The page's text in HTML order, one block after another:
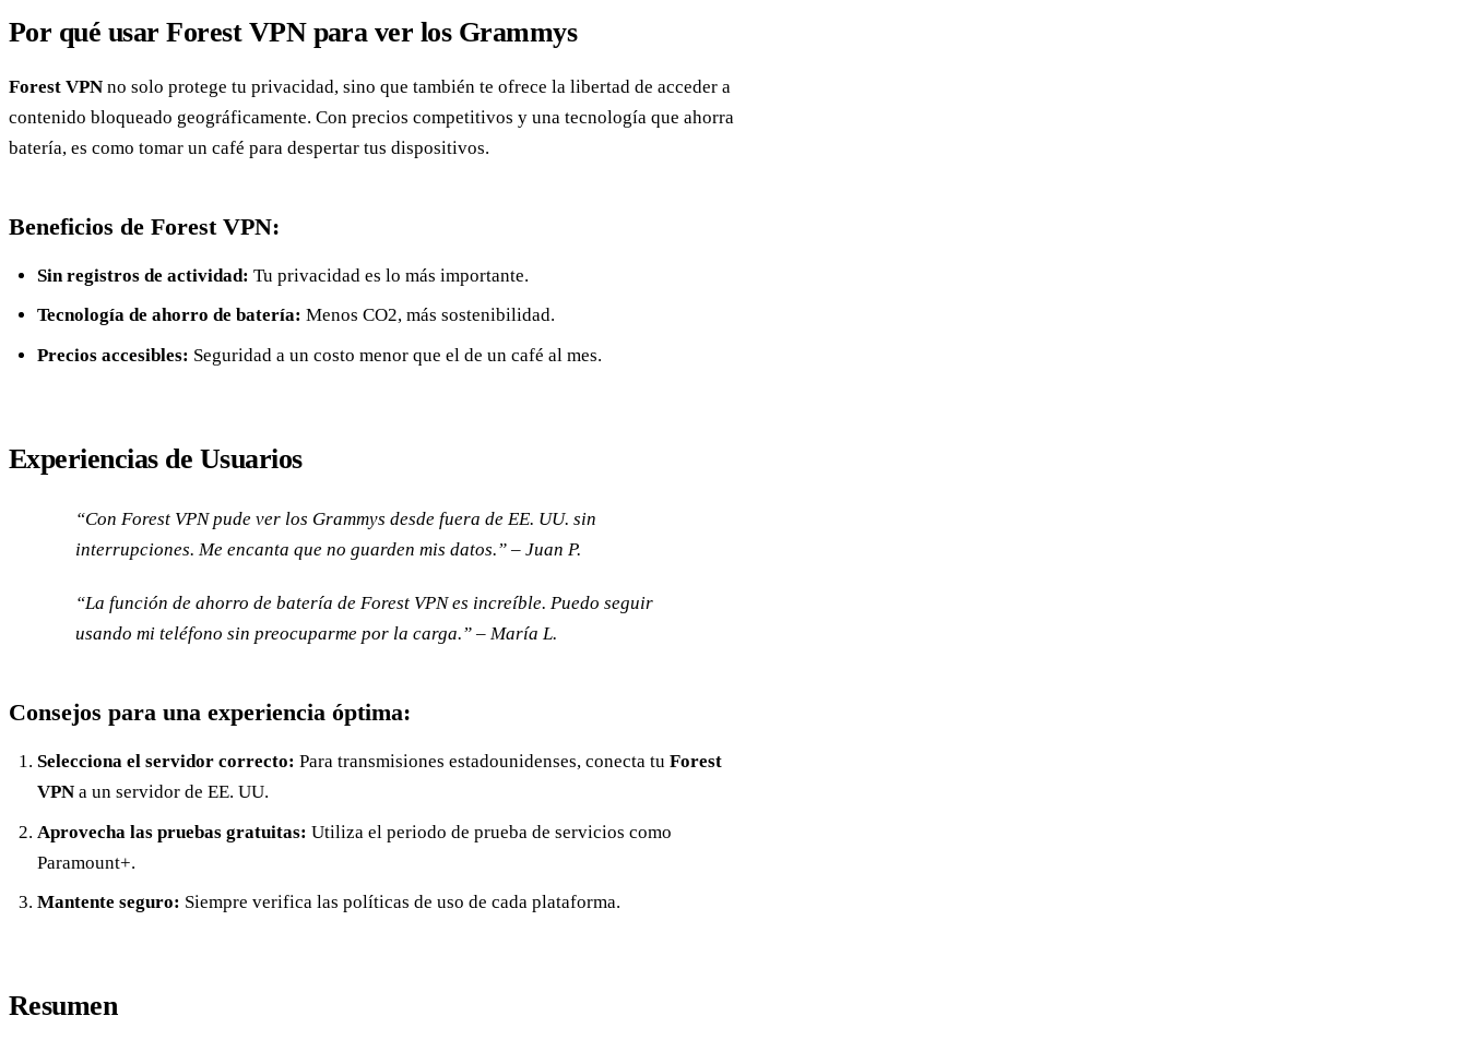
Por qué usar Forest VPN para ver los Grammys
Forest VPN no solo protege tu privacidad, sino que también te ofrece la libertad de acceder a
contenido bloqueado geográficamente. Con precios competitivos y una tecnología que ahorra
batería, es como tomar un café para despertar tus dispositivos.
Beneficios de Forest VPN:
Sin registros de actividad: Tu privacidad es lo más importante.
Tecnología de ahorro de batería: Menos CO2, más sostenibilidad.
Precios accesibles: Seguridad a un costo menor que el de un café al mes.
Experiencias de Usuarios
“Con Forest VPN pude ver los Grammys desde fuera de EE. UU. sin
interrupciones. Me encanta que no guarden mis datos.” – Juan P.
“La función de ahorro de batería de Forest VPN es increíble. Puedo seguir
usando mi teléfono sin preocuparme por la carga.” – María L.
Consejos para una experiencia óptima:
Selecciona el servidor correcto: Para transmisiones estadounidenses, conecta tu Forest
VPNa un servidor de EE. UU.
Aprovecha las pruebas gratuitas: Utiliza el periodo de prueba de servicios como
Paramount+.
Mantente seguro: Siempre verifica las políticas de uso de cada plataforma.
Resumen